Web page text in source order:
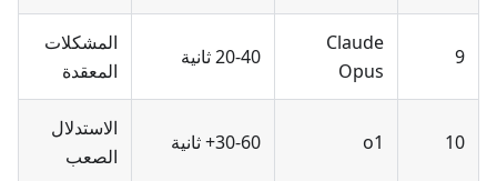
9
Claude
Opus
20-40 ثانية
المشكلات
المعقدة
10
o1 30-60+ ثانية
الاستدلال
الصعب